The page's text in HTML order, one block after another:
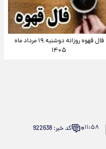
فال قهوه روزانه دوشنبه ۱۹ مرداد ماه
۱۴۰۵
۱۱:۵۸۰ کد خبر: 922638